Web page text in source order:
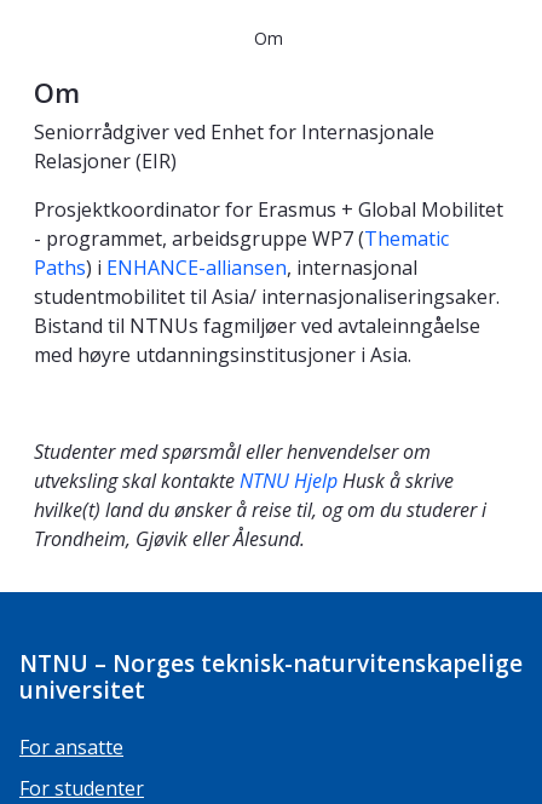
Om
Om
Seniorrådgiver ved Enhet for Internasjonale
Relasjoner (EIR)
Prosjektkoordinator for Erasmus + Global Mobilitet
- programmet, arbeidsgruppe WP7 (Thematic
Paths) i ENHANCE-alliansen, internasjonal
studentmobilitet til Asia/ internasjonaliseringsaker.
Bistand til NTNUs fagmiljøer ved avtaleinngåelse
med høyre utdanningsinstitusjoner i Asia.
Studenter med spørsmål eller henvendelser om
utveksling skal kontakteNTNU HjelpHusk å skrive
hvilke(t) land du ønsker å reise til, og om du studerer i
Trondheim, Gjøvik eller Ålesund.
NTNU – Norges teknisk-naturvitenskapelige
universitet
For ansatte
For studenter